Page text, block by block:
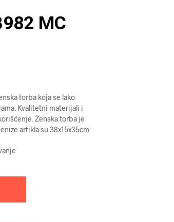
MC
torba koja se lako
Kvalitetni materijali i
Ženska torba je
artikla su 38x15x35cm.